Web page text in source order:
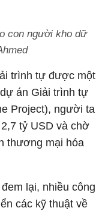
con người kho dữ
trình tự được một
án Giải trình tự
Project), người ta
tỷ USD và chờ
thương mại hóa
lại, nhiều công
các kỹ thuật về